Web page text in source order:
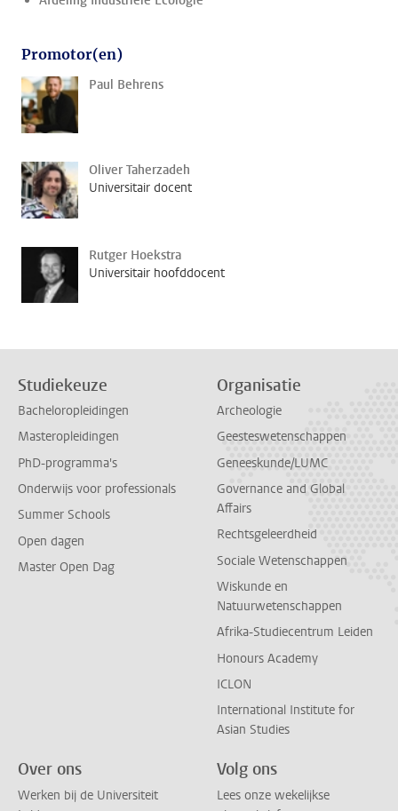
Promotor(en)
Paul Behrens
Oliver Taherzadeh
Universitair docent
Rutger Hoekstra
Universitair hoofddocent
Studiekeuze
Bacheloropleidingen
Masteropleidingen
PhD-programma's
Onderwijs voor professionals
Summer Schools
Open dagen
Master Open Dag
Organisatie
Archeologie
Geesteswetenschappen
Geneeskunde/LUMC
Governance and Global
Affairs
Rechtsgeleerdheid
Sociale Wetenschappen
Wiskunde en
Natuurwetenschappen
Afrika-Studiecentrum Leiden
Honours Academy
ICLON
International Institute for
Asian Studies
Over ons
Werken bij de Universiteit
Volg ons
Lees onze wekelijkse